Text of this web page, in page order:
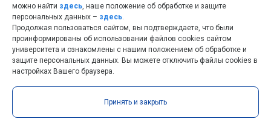
help@ssau.ru
Самарский университет © 2026 |ssau.ru
RSS
можно найти здесь, наше положение об обработке и защите
персональных данных – здесь.
Продолжая пользоваться сайтом, вы подтверждаете, что были
проинформированы об использовании файлов cookies сайтом
университета и ознакомлены с нашим положением об обработке и
защите персональных данных. Вы можете отключить файлы cookies в
настройках Вашего браузера.
Принять и закрыть